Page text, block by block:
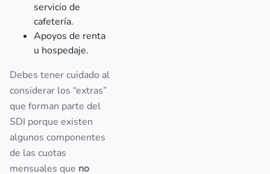
servicio de
cafetería.
Apoyos de renta
u hospedaje.
Debes tener cuidado al
considerar los “extras”
que forman parte del
SDI porque existen
algunos componentes
de las cuotas
mensuales que no